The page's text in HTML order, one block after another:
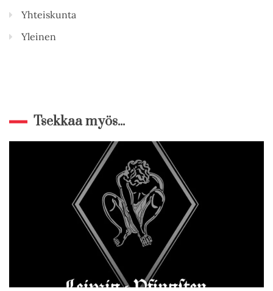
Yhteiskunta
Yleinen
Tsekkaa myös...